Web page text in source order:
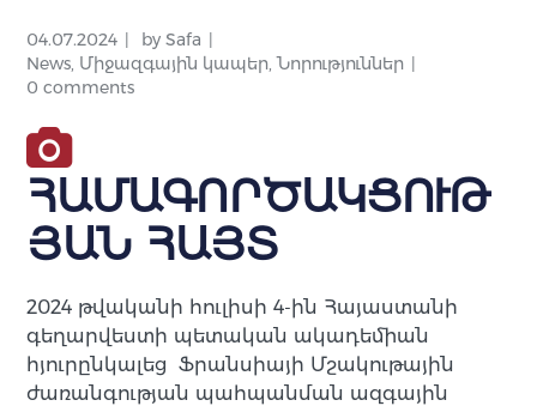
04.07.2024 bySafa
News, Միջազգային կապեր,Նորություններ
0 comments
ՀԱՄԱԳՈՐԾԱԿՑՈՒԹ
ՅԱՆ ՀԱՅՏ
2024 թվականի հուլիսի 4-ին Հայաստանի
գեղարվեստի պետական ակադեմիան
հյուրընկալեց Ֆրանսիայի Մշակութային
ժառանգության պահպանման ազգային